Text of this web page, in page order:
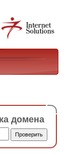
домена